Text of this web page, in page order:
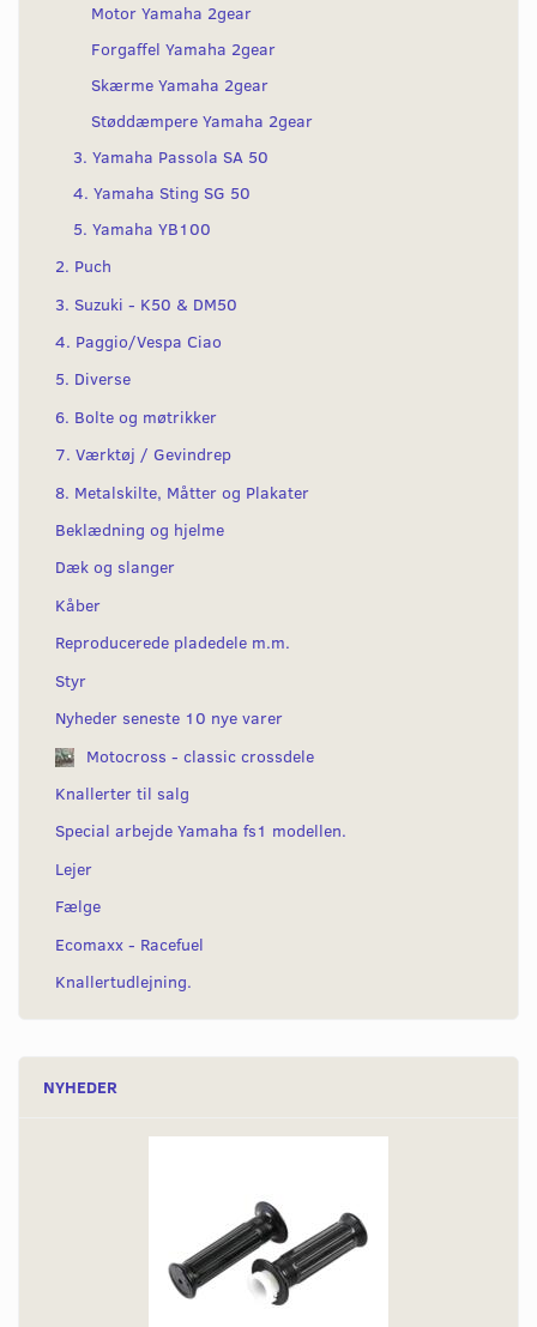
Motor Yamaha 2gear
Forgaffel Yamaha 2gear
Skærme Yamaha 2gear
Støddæmpere Yamaha 2gear
3. Yamaha Passola SA 50
4. Yamaha Sting SG 50
5. Yamaha YB100
2. Puch
3. Suzuki - K50 & DM50
4. Paggio/Vespa Ciao
5. Diverse
6. Bolte og møtrikker
7. Værktøj / Gevindrep
8. Metalskilte, Måtter og Plakater
Beklædning og hjelme
Dæk og slanger
Kåber
Reproducerede pladedele m.m.
Styr
Nyheder seneste 10 nye varer
Motocross - classic crossdele
Knallerter til salg
Special arbejde Yamaha fs1 modellen.
Lejer
Fælge
Ecomaxx - Racefuel
Knallertudlejning.
NYHEDER